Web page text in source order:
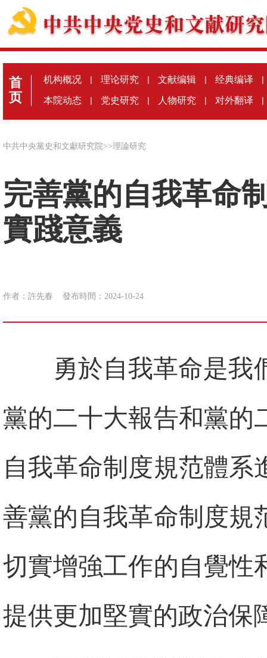
首
页
机构概况 | 理论研究 | 文献编辑 | 经典编译 |
本院动态 | 党史研究 | 人物研究 | 对外翻译 |
中共中央黨史和文獻研究院>>理論研究
完善黨的自我革命
實踐意義
作者：許先春 發布時間：2024-10-24
勇於自我革命是我
黨的二十大報告和黨的
自我革命制度規范體系
善黨的自我革命制度規
切實增強工作的自覺性
提供更加堅實的政治保